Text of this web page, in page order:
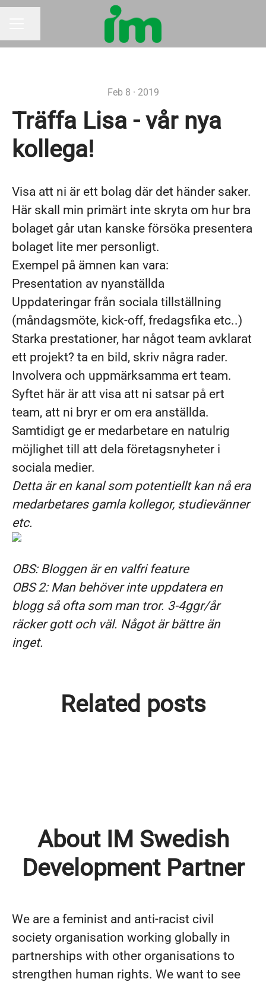
Feb 8 · 2019
Träffa Lisa - vår nya
kollega!
Visa att ni är ett bolag där det händer saker.
Här skall min primärt inte skryta om hur bra
bolaget går utan kanske försöka presentera
bolaget lite mer personligt.
Exempel på ämnen kan vara:
Presentation av nyanställda
Uppdateringar från sociala tillställning
(måndagsmöte, kick-off, fredagsfika etc..)
Starka prestationer, har något team avklarat
ett projekt? ta en bild, skriv några rader.
Involvera och uppmärksamma ert team.
Syftet här är att visa att ni satsar på ert
team, att ni bryr er om era anställda.
Samtidigt ge er medarbetare en natulrig
möjlighet till att dela företagsnyheter i
sociala medier.
Detta är en kanal som potentiellt kan nå era
medarbetares gamla kollegor, studievänner
etc.
OBS: Bloggen är en valfri feature
OBS 2: Man behöver inte uppdatera en
blogg så ofta som man tror. 3-4ggr/år
räcker gott och väl. Något är bättre än
inget.
Related posts
Sommaravslutning och nya
About IM Swedish
Development Partner
We are a feminist and anti-racist civil
society organisation working globally in
partnerships with other organisations to
strengthen human rights. We want to see